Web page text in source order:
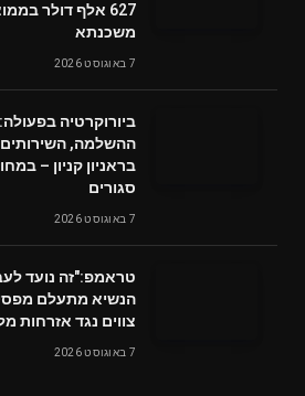
627 אלף דולר
משכנתא
7 באוגוסט 2026
ביורוקרטיה
ההשלמה, השירותים
בראניון קניון –
סגורים
7 באוגוסט 2026
טראמפ:"זה נועד
הנשיא מתעלם
צווים נגד אזרחות
7 באוגוסט 2026